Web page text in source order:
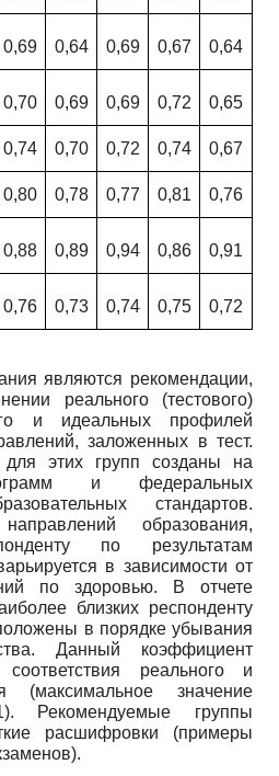
0,69 0,64 0,69 0,67 0,64
0,70 0,69 0,69 0,72 0,65
0,74 0,70 0,72 0,74 0,67
0,80 0,78 0,77 0,81 0,76
0,88 0,89 0,94 0,86 0,91
0,76 0,73 0,74 0,75 0,72
являются рекомендации,
реального (тестового)
и идеальных профилей
заложенных в тест.
этих групп созданы на
и федеральных
стандартов.
образования,
по результатам
в зависимости от
по здоровью. В отчете
близких респонденту
в порядке убывания
Данный коэффициент
реального и
(максимальное значение
Рекомендуемые группы
расшифровки (примеры